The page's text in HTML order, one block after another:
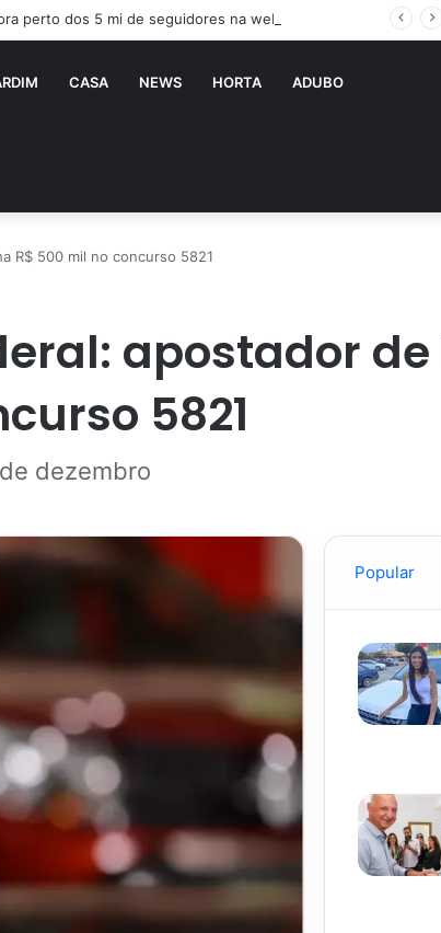
perto dos 5 mi de seguidores na web
CASA NEWS HORTA ADUBO
R$ 500 mil no concurso 5821
apostador
5821
dezembro
Popular